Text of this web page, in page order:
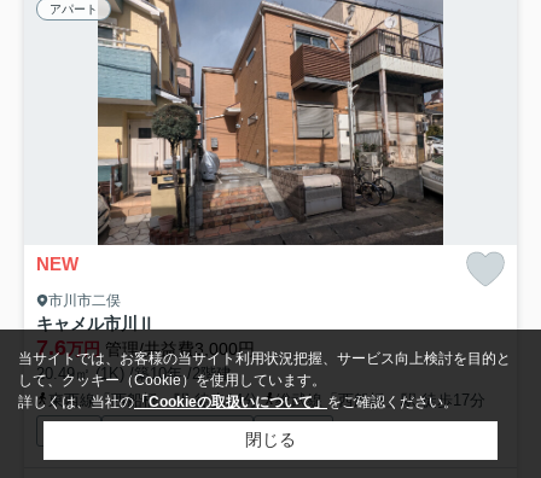
アパート
NEW
市川市二俣
キャメル市川Ⅱ
7.6万円 管理/共益費3,000円
20.49㎡ (1K) /築10年 /2階建
東西線「西船橋」駅 徒歩14分
総武線「西船橋」駅 徒歩17分
公共下水
当サイトでは、お客様の当サイト利用状況把握、サービス向上検討を目的と
して、クッキー（Cookie）を使用しています。
詳しくは、当社の「Cookieの取扱いについて」 をご確認ください。
閉じる